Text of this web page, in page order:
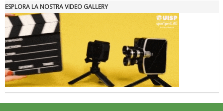
ESPLORA LA NOSTRA VIDEO GALLERY